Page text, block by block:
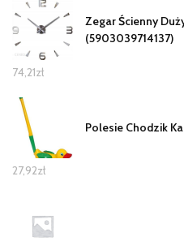
Zegar Ścienny
(5903039714137)
74,21zł
Polesie Chodzik
27,92zł